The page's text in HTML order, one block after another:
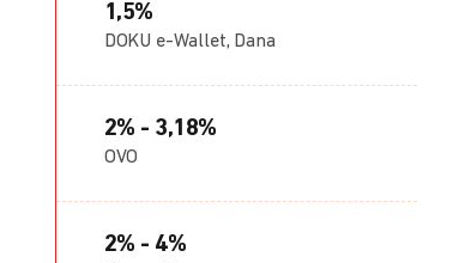
1,5%
DOKU e-Wallet, Dana
2% - 3,18%
OVO
2% - 4%